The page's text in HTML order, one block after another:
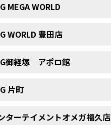
MEGA WORLD
WORLD 豊田店
御経塚 アポロ館
片町
ターテイメントオメガ福久店